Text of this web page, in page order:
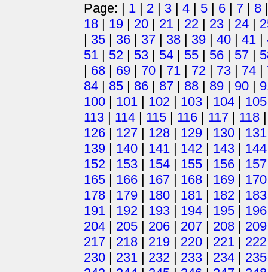
Page: | 1 | 2 | 3 | 4 | 5 | 6 | 7 | 8
18 | 19 | 20 | 21 | 22 | 23 | 24 |
| 35 | 36 | 37 | 38 | 39 | 40 | 41 |
51 | 52 | 53 | 54 | 55 | 56 | 57 |
| 68 | 69 | 70 | 71 | 72 | 73 | 74 |
84 | 85 | 86 | 87 | 88 | 89 | 90 |
100 | 101 | 102 | 103 | 104 | 105
113 | 114 | 115 | 116 | 117 | 118
126 | 127 | 128 | 129 | 130 | 131
139 | 140 | 141 | 142 | 143 | 144
152 | 153 | 154 | 155 | 156 | 157
165 | 166 | 167 | 168 | 169 | 170
178 | 179 | 180 | 181 | 182 | 183
191 | 192 | 193 | 194 | 195 | 196
204 | 205 | 206 | 207 | 208 | 209
217 | 218 | 219 | 220 | 221 | 222
230 | 231 | 232 | 233 | 234 | 235